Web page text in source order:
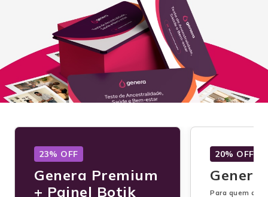
20% OFF
Para quem
23% OFF
Genera Premium
+ Painel Botik